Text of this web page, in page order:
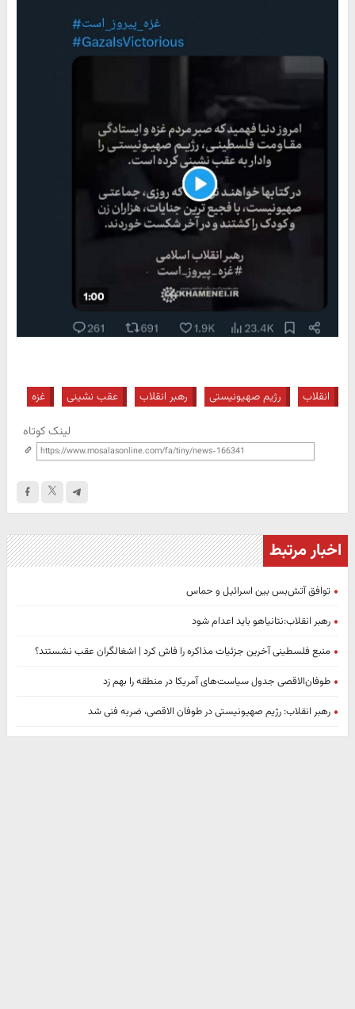
انقلاب رژیم صهیونیستی رهبر انقلاب عقب نشینی غزه
لینک کوتاه
اخبار مرتبط
توافق آتش‌بس بین اسرائیل و حماس
رهبر انقلاب:نتانیاهو باید اعدام شود
منبع فلسطینی آخرین جزئیات مذاکره را فاش کرد | اشغالگران عقب نشستند؟
طوفان‌الاقصی جدول سیاست‌های آمریکا در منطقه را بهم زد
رهبر انقلاب: رژیم صهیونیستی در طوفان الاقصی، ضربه فنی شد